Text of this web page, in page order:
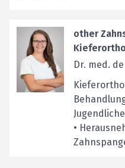
other
Dr. med.
•